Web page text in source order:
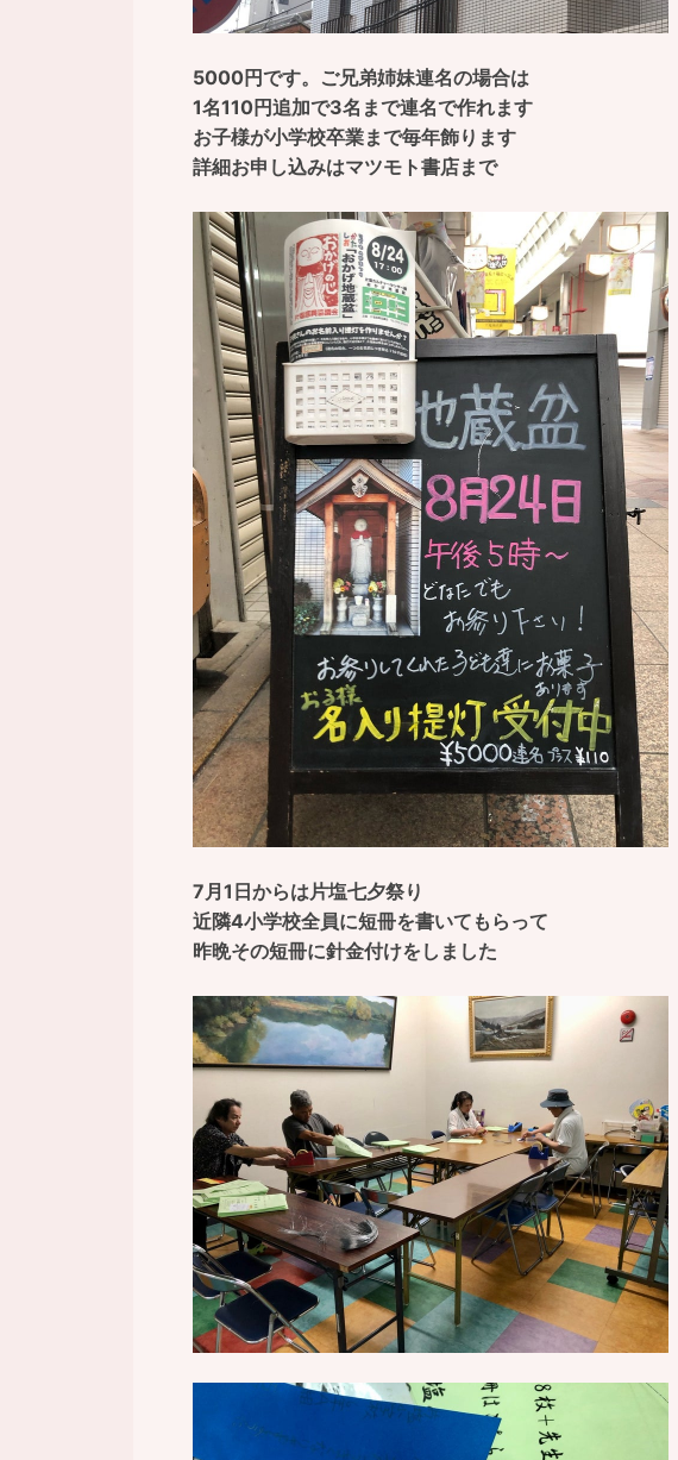
5000円です。ご兄弟姉妹連名の場合は
1名110円追加で3名まで連名で作れます
お子様が小学校卒業まで毎年飾ります
詳細お申し込みはマツモト書店まで
7月1日からは片塩七夕祭り
近隣4小学校全員に短冊を書いてもらって
昨晩その短冊に針金付けをしました